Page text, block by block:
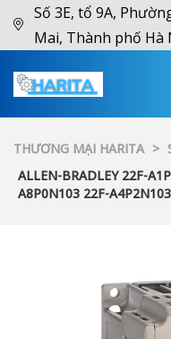
Số 3E, tổ 9A,
Mai, Thành phố Hà
THƯƠNG MẠI HARITA >
ALLEN-BRADLEY 22F-
A8P0N103 22F-A4P2N103